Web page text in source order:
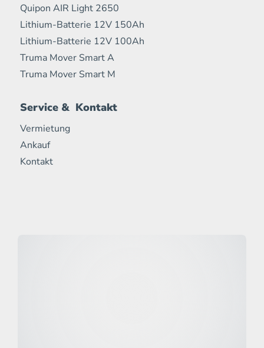
Quipon AIR Light 2650
Lithium-Batterie 12V 150Ah
Lithium-Batterie 12V 100Ah
Truma Mover Smart A
Truma Mover Smart M
Service & Kontakt
Vermietung
Ankauf
Kontakt